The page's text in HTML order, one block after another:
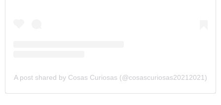
A post shared by Cosas Curiosas (@cosascuriosas20212021)